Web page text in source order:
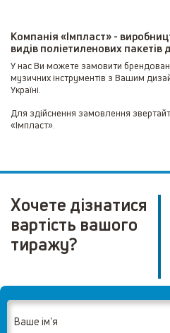
Компанія «Імпласт» -
видів поліетиленових пакетів
У нас Ви можете замовити
музичних інструментів з Вашим
Україні.
Для здійснення замовлення
«Імпласт».
Хочете дізнатися
вартість вашого
тиражу?